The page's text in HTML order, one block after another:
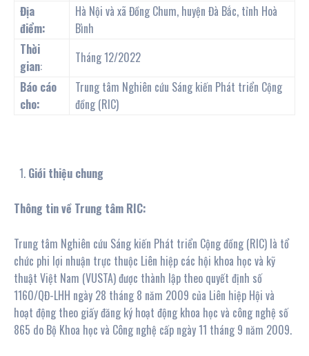
Địa
điểm:
Hà Nội và xã Đồng Chum, huyện Đà Bắc, tỉnh Hoà
Bình
Thời
gian:
Tháng 12/2022
Báo cáo
cho:
Trung tâm Nghiên cứu Sáng kiến Phát triển Cộng
đồng (RIC)
Giới thiệu chung
Thông tinvề Trung tâm RIC:
Trung tâm Nghiên cứu Sáng kiến Phát triển Cộng đồng (RIC) là tổ
chức phi lợi nhuận trực thuộc Liên hiệp các hội khoa học và kỹ
thuật Việt Nam (VUSTA) được thành lập theo quyết định số
1160/QĐ-LHH ngày 28 tháng 8 năm 2009 của Liên hiệp Hội và
hoạt động theo giấy đăng ký hoạt động khoa học và công nghệ số
865 do Bộ Khoa học và Công nghệ cấp ngày 11 tháng 9 năm 2009.